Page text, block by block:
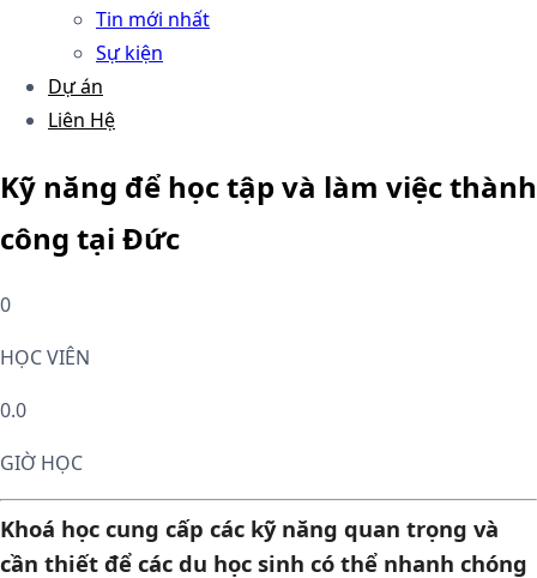
Tin mới nhất
Sự kiện
Dự án
Liên Hệ
Kỹ năng để học tập và làm việc thành
công tại Đức
0
HỌC VIÊN
0.0
GIỜ HỌC
Khoá học cung cấp các kỹ năng quan trọng và
cần thiết để các du học sinh có thể nhanh chóng